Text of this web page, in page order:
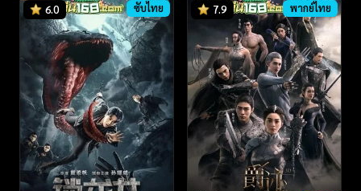
6.0 ซับไทย 7.9 พากย์ไทย